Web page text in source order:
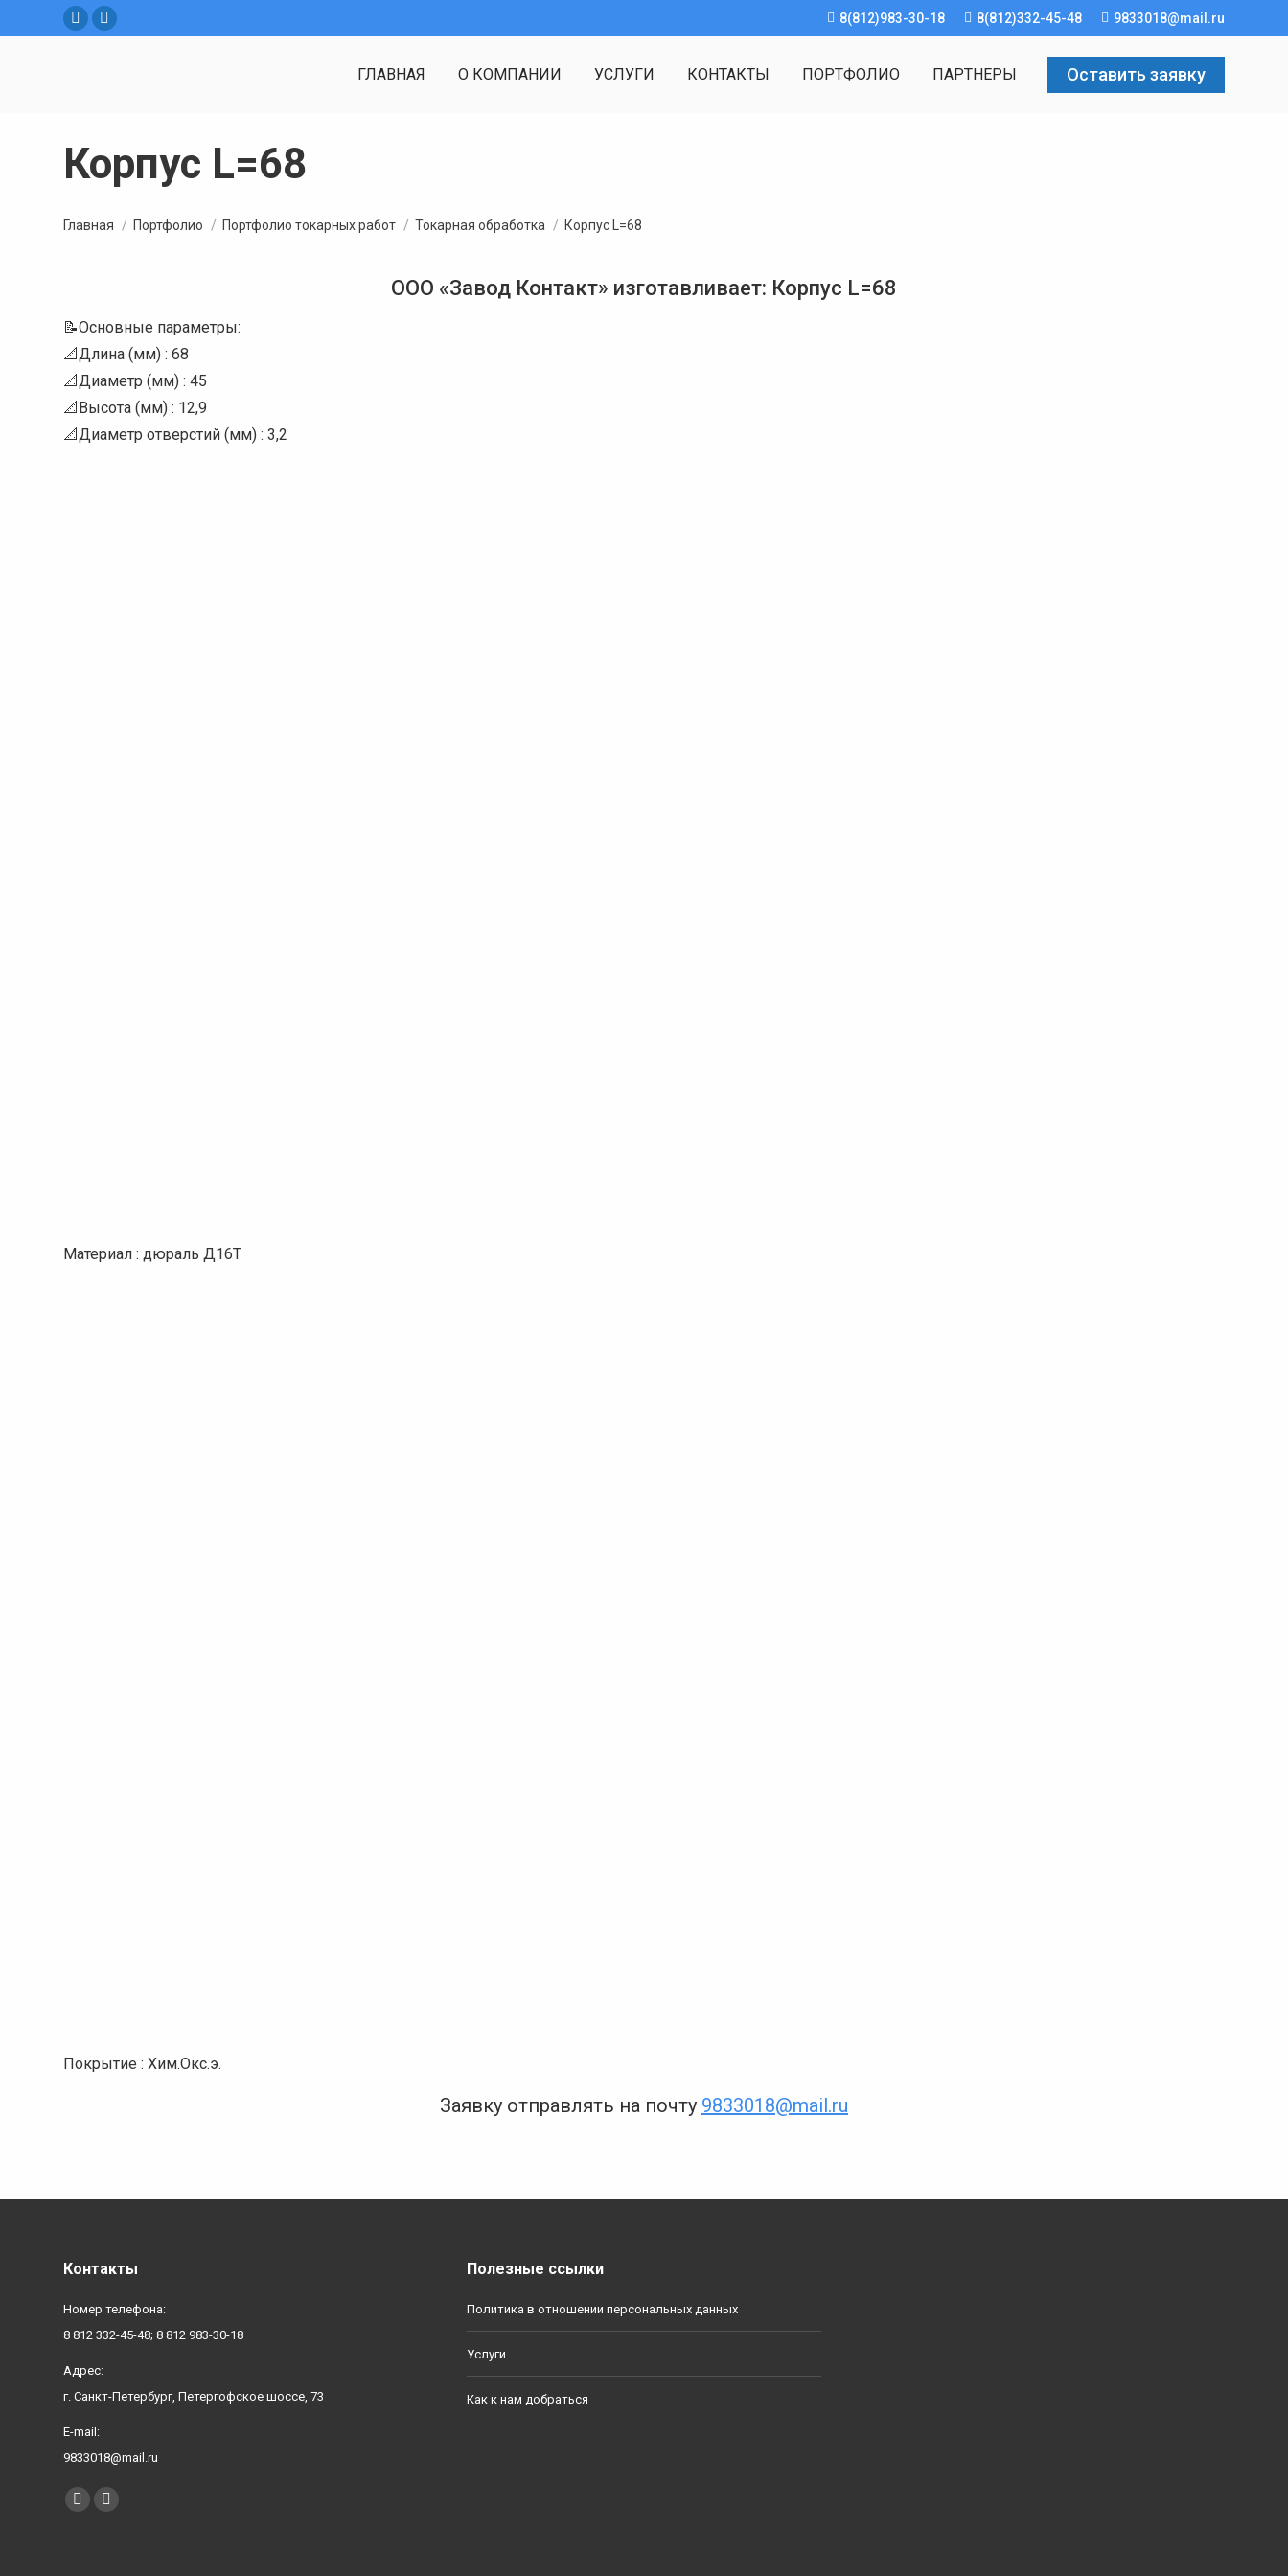
Вконтакте
YouTube
8(812)983-30-18 8(812)332-45-48 9833018@mail.ru
ГЛАВНАЯ О КОМПАНИИ УСЛУГИ КОНТАКТЫ ПОРТФОЛИО ПАРТНЕРЫ Оставить заявку
Корпус L=68
Главная Портфолио Портфолио токарных работ Токарная обработка Корпус L=68
ООО «Завод Контакт» изготавливает: Корпус L=68
📝Основные параметры:
📐Длина (мм) : 68
📐Диаметр (мм) : 45
📐Высота (мм) : 12,9
📐Диаметр отверстий (мм) : 3,2
Материал : дюраль Д16Т
Покрытие : Хим.Окс.э.
Заявку отправлять на почту 9833018@mail.ru
Контакты
Номер телефона:
8 812 332-45-48; 8 812 983-30-18
Адрес:
г. Санкт-Петербург, Петергофское шоссе, 73
E-mail:
9833018@mail.ru
Найдите нас:
YouTubeВконтакте
Полезные ссылки
Политика в отношении персональных данных
Услуги
Как к нам добраться